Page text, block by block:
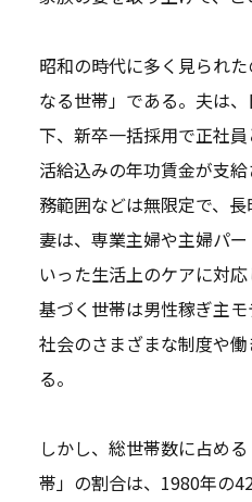
昭和の時代に多く見られ
なる世帯」である。夫は
下、新卒一括採用で正社
活給込みの年功賃金が支
務範囲などは無限定で、長
妻は、専業主婦や主婦パ
いった生活上のケアに対
基づく世帯は男性稼ぎ主
社会のさまざまな制度や
る。
しかし、総世帯数に占め
帯」の割合は、1980年の